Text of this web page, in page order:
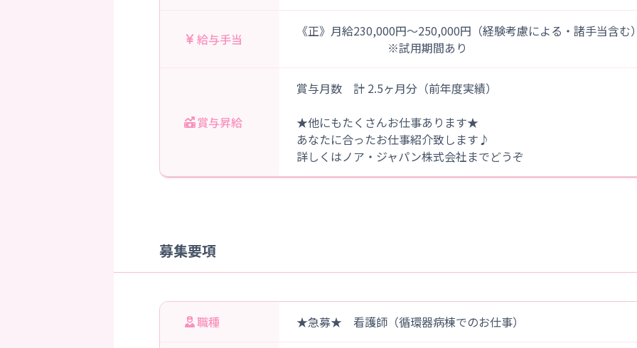
給与手当
《正》月給230,000円～250,000円（経験考慮による・諸手当含む
※試用期間あり
賞与昇給
賞与月数 計 2.5ヶ月分（前年度実績）
★他にもたくさんお仕事あります★
あなたに合ったお仕事紹介致します♪
詳しくはノア・ジャパン株式会社までどうぞ
募集要項
職種 ★急募★ 看護師（循環器病棟でのお仕事）